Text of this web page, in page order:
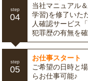
step
04
当社マニュアル
学習)を修了いた
人確認サービス
犯罪歴の有無を
step
05
お仕事スタート
ご希望の日時と
らお仕事可能♪